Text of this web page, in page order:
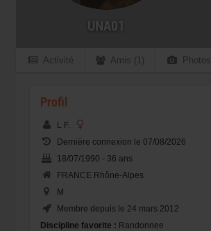
UNA01
Activité Amis (1) Photos
Profil
L F.
Dernière connexion le 07/08/2026
18/07/1990 - 36 ans
FRANCE Rhône-Alpes
M
Membre depuis le 24 mars 2012
Discipline favorite : Randonnee